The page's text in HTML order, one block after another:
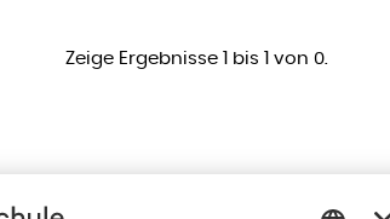
Zeige Ergebnisse 1 bis 1 von 0.